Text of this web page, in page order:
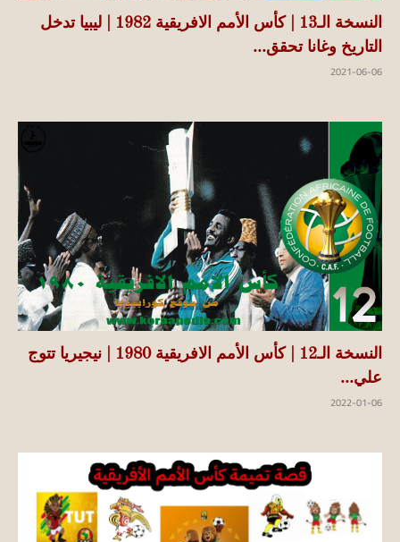
النسخة الـ13 | كأس الأمم الافريقية 1982 | ليبيا تدخل
التاريخ وغانا تحقق...
2021-06-06
النسخة الـ12 | كأس الأمم الافريقية 1980 | نيجيريا تتوج
علي...
2022-01-06